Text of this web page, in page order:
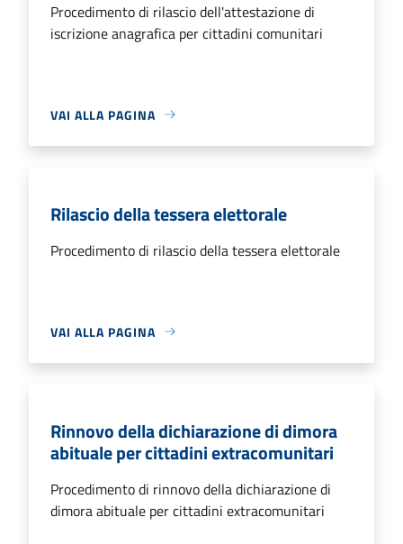
Procedimento di rilascio dell'attestazione di
iscrizione anagrafica per cittadini comunitari
VAI ALLA PAGINA
Rilascio della tessera elettorale
Procedimento di rilascio della tessera elettorale
VAI ALLA PAGINA
Rinnovo della dichiarazione di dimora
abituale per cittadini extracomunitari
Procedimento di rinnovo della dichiarazione di
dimora abituale per cittadini extracomunitari